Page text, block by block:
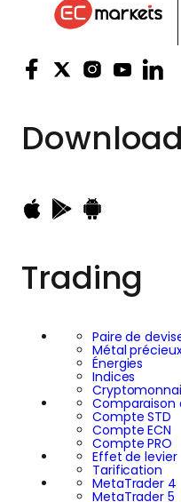
Download
Trading
Paire de
Métal
Énergies
Indices
Comparaison
Compte STD
Compte ECN
Compte PRO
Effet de levier
Tarification
MetaTrader 4
MetaTrader 5